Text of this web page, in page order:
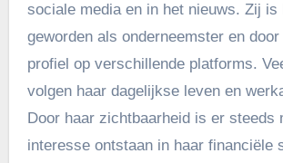
sociale media en in het nieuws. Zij is
geworden als onderneemster en
profiel op verschillende platforms.
volgen haar dagelijkse leven en
Door haar zichtbaarheid is er steeds
interesse ontstaan in haar financiële